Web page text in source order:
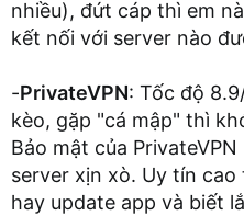
nhiều), đứt cáp thì em
kết nối với server nào
-PrivateVPN: Tốc độ
kèo, gặp "cá mập" thì
Bảo mật của
server xịn xò. Uy tín
hay update app và biết